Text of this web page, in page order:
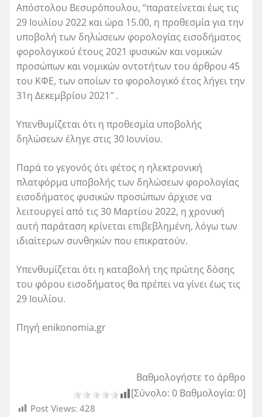
Απόστολου Βεσυρόπουλου, “παρατείνεται έως τις
29 Ιουλίου 2022 και ώρα 15.00, η προθεσμία για την
υποβολή των δηλώσεων φορολογίας εισοδήματος
φορολογικού έτους 2021 φυσικών και νομικών
προσώπων και νομικών οντοτήτων του άρθρου 45
του ΚΦΕ, των οποίων το φορολογικό έτος λήγει την
31η Δεκεμβρίου 2021″ .
Υπενθυμίζεται ότι η προθεσμία υποβολής
δηλώσεων έληγε στις 30 Ιουνίου.
Παρά το γεγονός ότι φέτος η ηλεκτρονική
πλατφόρμα υποβολής των δηλώσεων φορολογίας
εισοδήματος φυσικών προσώπων άρχισε να
λειτουργεί από τις 30 Μαρτίου 2022, η χρονική
αυτή παράταση κρίνεται επιβεβλημένη, λόγω των
ιδιαίτερων συνθηκών που επικρατούν.
Υπενθυμίζεται ότι η καταβολή της πρώτης δόσης
του φόρου εισοδήματος θα πρέπει να γίνει έως τις
29 Ιουλίου.
Πηγή enikonomia.gr
Βαθμολογήστε το άρθρο
[Σύνολο: 0 Βαθμολογία: 0]
Post Views: 428